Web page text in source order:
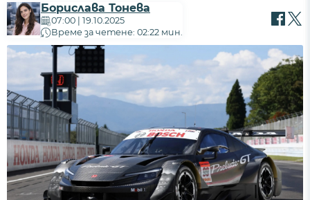
Борислава Тонева
07:00 | 19.10.2025
Време за четене: 02:22 мин.